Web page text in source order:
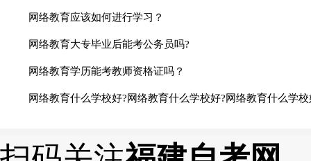
网络教育应该如何进行学习？
网络教育大专毕业后能考公务员吗?
网络教育学历能考教师资格证吗？
网络教育什么学校好?网络教育什么学校好?网络教育什么学